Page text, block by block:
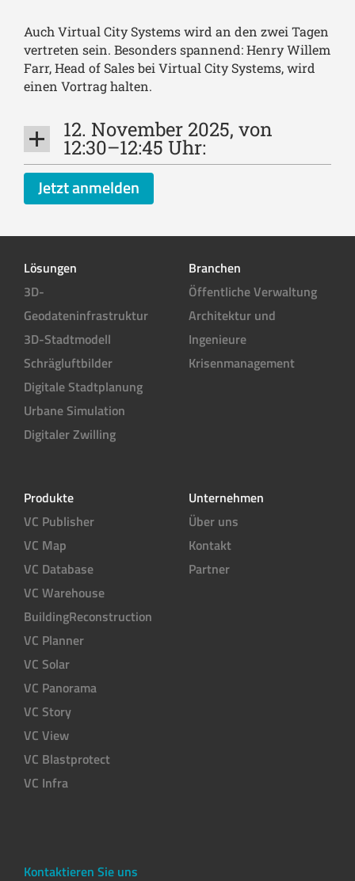
Auch Virtual City Systems wird an den zwei Tagen
vertreten sein. Besonders spannend: Henry Willem
Farr, Head of Sales bei Virtual City Systems, wird
einen Vortrag halten.
12. November 2025, von
12:30–12:45 Uhr:
Jetzt anmelden
Lösungen
3D-
Geodateninfrastruktur
3D-Stadtmodell
Schrägluftbilder
Digitale Stadtplanung
Urbane Simulation
Digitaler Zwilling
Branchen
Öffentliche Verwaltung
Architektur und
Ingenieure
Krisenmanagement
Produkte
VC Publisher
VC Map
VC Database
VC Warehouse
BuildingReconstruction
VC Planner
VC Solar
VC Panorama
VC Story
VC View
VC Blastprotect
VC Infra
Unternehmen
Über uns
Kontakt
Partner
Kontaktieren Sie uns